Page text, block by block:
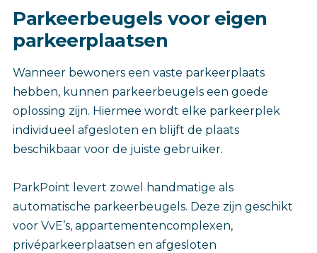
Parkeerbeugels voor eigen
parkeerplaatsen
Wanneer bewoners een vaste parkeerplaats
hebben, kunnen parkeerbeugels een goede
oplossing zijn. Hiermee wordt elke parkeerplek
individueel afgesloten en blijft de plaats
beschikbaar voor de juiste gebruiker.
ParkPoint levert zowel handmatige als
automatische parkeerbeugels. Deze zijn geschikt
voor VvE’s, appartementencomplexen,
privéparkeerplaatsen en afgesloten